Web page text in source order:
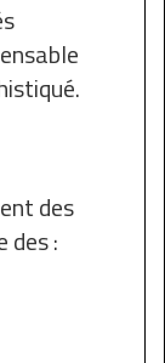
des
des :